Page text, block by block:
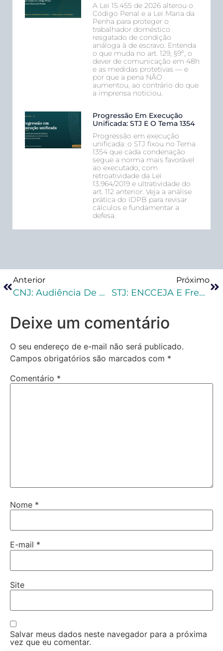
A Lei 15.455 de 2026 alterou o
Código Penal e a Lei Maria da
Penha para proteger o
trabalhador doméstico
resgatado de condição
análoga à de escravo. Entenda
o que muda no art. 129, §9º, o
dever de comunicação em 48h
e as medidas protetivas — e
por que a pena NÃO
aumentou, ao contrário do que
a imprensa noticiou.
Progressão Em Execução
Unificada: STJ E O Tema 1354
Progressão em execução
unificada: o STJ fixou no Tema
1354 que cada condenação
segue a norma mais favorável
ao executado, com
retroatividade da Lei
13.964/2019 e ultratividade do
art. 112 anterior. Veja a análise
prática do IDPB para revisar
cálculos e fundamentar a
defesa.
Anterior
CNJ: Audiência De Custódia Deve Ser Feita Pelo Juízo Que Decretou A Prisão
Próximo
STJ: ENCCEJA E Frequência Ao Estudo Regular De Ensino Médio Não Podem Ser Considerados Cumulativamente Na Remição Da Pena
Deixe um comentário
O seu endereço de e-mail não será publicado.
Campos obrigatórios são marcados com *
Comentário *
Nome *
E-mail *
Site
Salvar meus dados neste navegador para a próxima
vez que eu comentar.